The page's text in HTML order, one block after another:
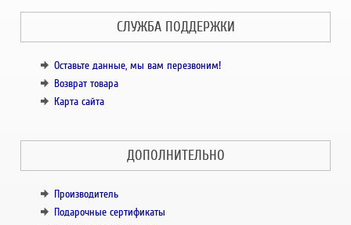
СЛУЖБА ПОДДЕРЖКИ
Оставьте данные, мы вам перезвоним!
Возврат товара
Карта сайта
ДОПОЛНИТЕЛЬНО
Производитель
Подарочные сертификаты